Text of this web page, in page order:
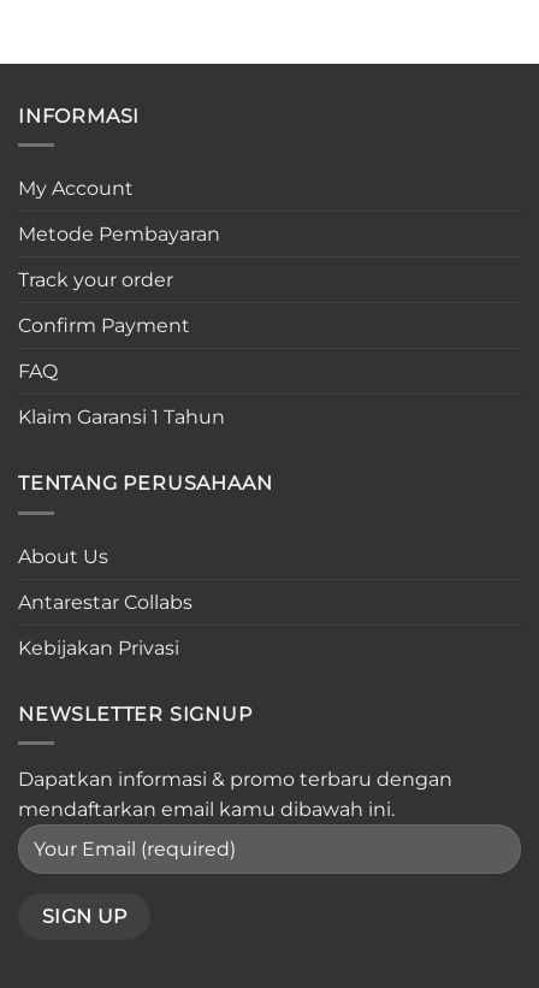
INFORMASI
My Account
Metode Pembayaran
Track your order
Confirm Payment
FAQ
Klaim Garansi 1 Tahun
TENTANG PERUSAHAAN
About Us
Antarestar Collabs
Kebijakan Privasi
NEWSLETTER SIGNUP
Dapatkan informasi & promo terbaru dengan
mendaftarkan email kamu dibawah ini.